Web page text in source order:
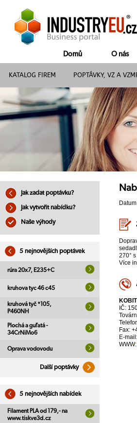
Domů O nás
KATALOG FIREM POPTÁVKY, VZ A
Jak zadat poptávku?
Jak vytvořit nabídku?
Naše výhody
5 nejnovějších poptávek
rúra 20x7, E235+C
kruhova tyc 46 c45
kruhová tyč *105,
P460NH
Plochá a guľatá -
34CrNiMo6
Oprava vodovodu
Další poptávky
5 nejnovějších nabídek
Filament PLA od 179,- na
www.tiskve3d.cz
270°
Více
IČ:
Fax:
E-mail:
WWW: